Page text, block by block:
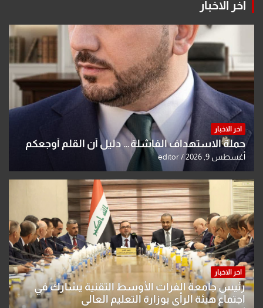
اخر الاخبار
اخر الاخبار
حملة الاستهداف الفاشلة… دليل أن القلم أوجعكم
أغسطس 9, 2026 editor
اخر الاخبار
رئيس جامعة الفرات الأوسط التقنية يشارك في
اجتماع هيئة الرأي بوزارة التعليم العالي